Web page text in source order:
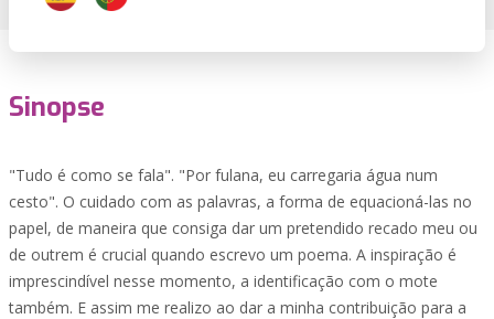
Sinopse
"Tudo é como se fala". "Por fulana, eu carregaria água num
cesto". O cuidado com as palavras, a forma de equacioná-las no
papel, de maneira que consiga dar um pretendido recado meu ou
de outrem é crucial quando escrevo um poema. A inspiração é
imprescindível nesse momento, a identificação com o mote
também. E assim me realizo ao dar a minha contribuição para a